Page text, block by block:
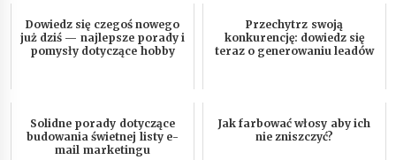
Dowiedz się czegoś nowego
już dziś — najlepsze porady i
pomysły dotyczące hobby
Przechytrz swoją
konkurencję: dowiedz się
teraz o generowaniu leadów
Solidne porady dotyczące
budowania świetnej listy e-
mail marketingu
Jak farbować włosy aby ich
nie zniszczyć?